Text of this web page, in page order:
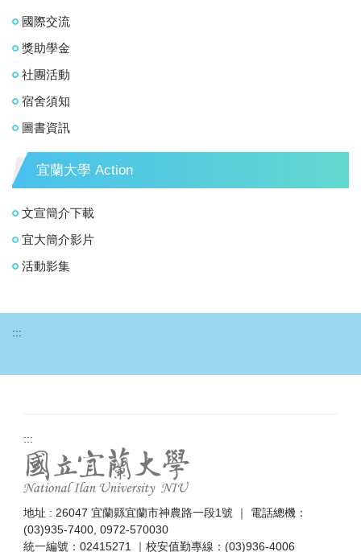
國際交流
獎助學金
社團活動
宿舍須知
圖書資訊
宜蘭大學 Action
文宣簡介下載
宜大簡介影片
活動影集
:::
:::
地址 : 26047 宜蘭縣宜蘭市神農路一段1號 ｜ 電話總機：
(03)935-7400, 0972-570030
統一編號：02415271 ｜校安值勤專線：(03)936-4006